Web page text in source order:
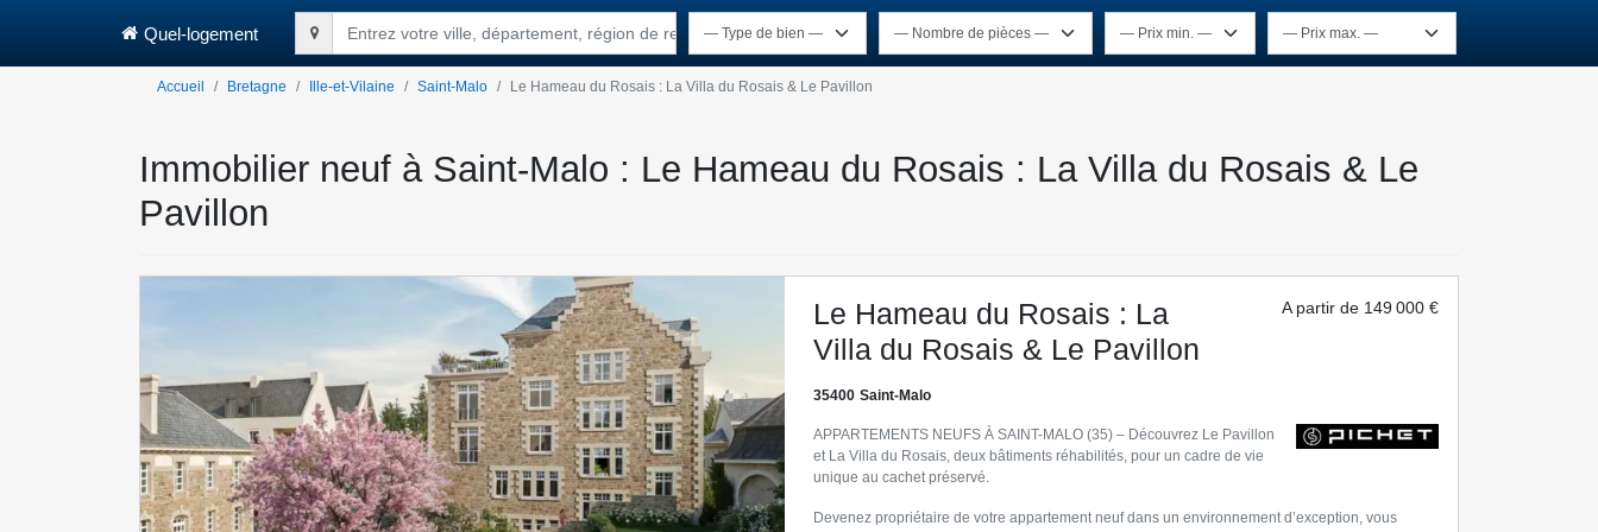
Quel-logement Entrez votre ville, département, région de recherche
Accueil Bretagne Ille-et-Vilaine Saint-Malo Le Hameau du Rosais : La Villa du Rosais & Le Pavillon
Immobilier neuf à Saint-Malo : Le Hameau du Rosais : La Villa du Rosais & Le
Pavillon
Le Hameau du Rosais : La
Villa du Rosais & Le Pavillon
35400 Saint-Malo
A partir de 149 000 €
APPARTEMENTS NEUFS À SAINT-MALO (35) – Découvrez Le Pavillon
et La Villa du Rosais, deux bâtiments réhabilités, pour un cadre de vie
unique au cachet préservé.
Devenez propriétaire de votre appartement neuf dans un environnement d’exception, vous